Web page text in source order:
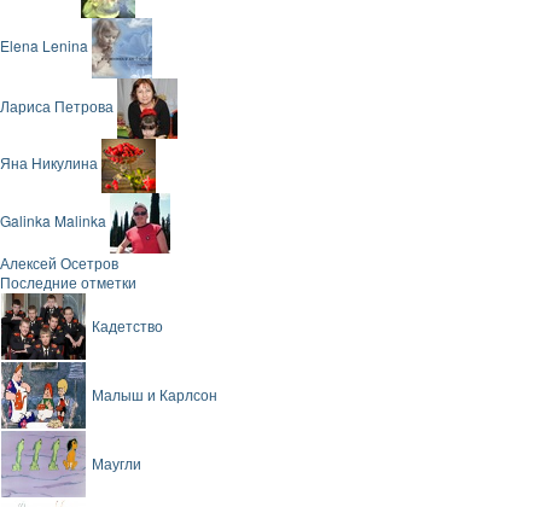
Elena Lenina
Лариса Петрова
Яна Никулина
Galinka Malinka
Алексей Осетров
Последние отметки
Кадетство
Малыш и Карлсон
Маугли